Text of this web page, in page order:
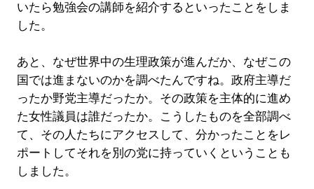
いたら勉強会の講師を紹介するといったことをしま
した。
あと、なぜ世界中の生理政策が進んだか、なぜこの
国では進まないのかを調べたんですね。政府主導だ
ったか野党主導だったか。その政策を主体的に進め
た女性議員は誰だったか。こうしたものを全部調べ
て、その人たちにアクセスして、分かったことをレ
ポートしてそれを別の党に持っていくということも
しました。